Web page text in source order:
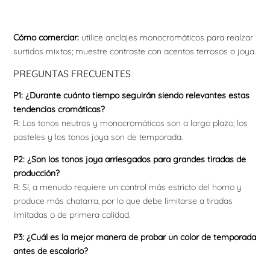
Cómo comerciar: utilice anclajes monocromáticos para realzar
surtidos mixtos; muestre contraste con acentos terrosos o joya.
PREGUNTAS FRECUENTES
P1: ¿Durante cuánto tiempo seguirán siendo relevantes estas
tendencias cromáticas?
R: Los tonos neutros y monocromáticos son a largo plazo; los
pasteles y los tonos joya son de temporada.
P2: ¿Son los tonos joya arriesgados para grandes tiradas de
producción?
R: Sí, a menudo requiere un control más estricto del horno y
produce más chatarra, por lo que debe limitarse a tiradas
limitadas o de primera calidad.
P3: ¿Cuál es la mejor manera de probar un color de temporada
antes de escalarlo?